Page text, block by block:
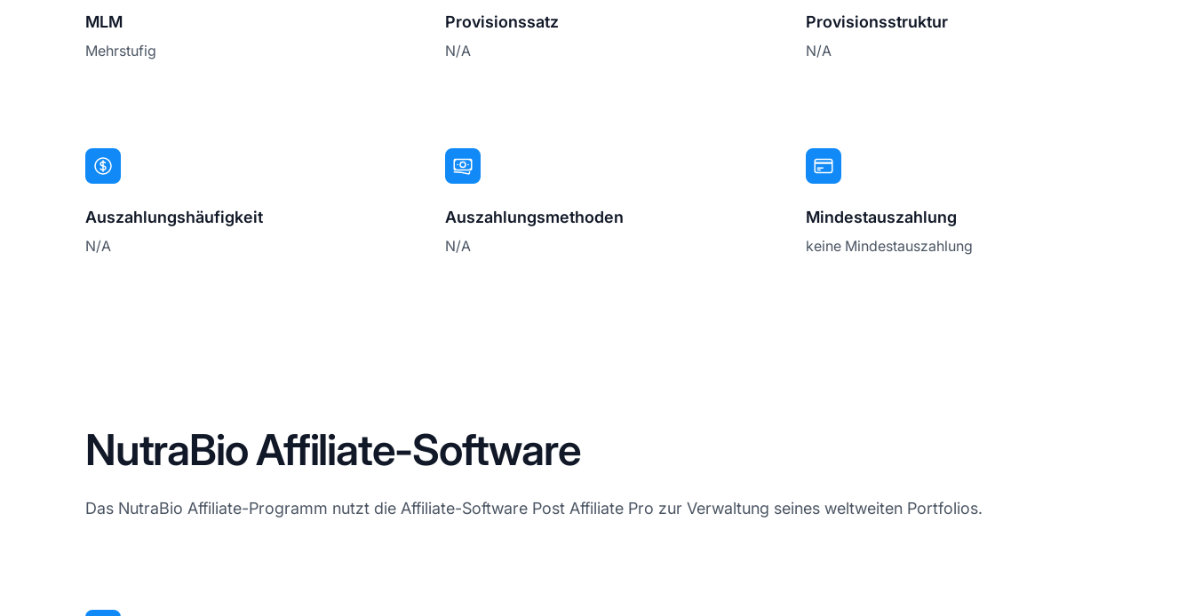
MLM
Mehrstufig
Provisionssatz
N/A
Provisionsstruktur
N/A
Auszahlungshäufigkeit
N/A
Auszahlungsmethoden
N/A
Mindestauszahlung
keine Mindestauszahlung
NutraBio Affiliate-Software
Das NutraBio Affiliate-Programm nutzt die Affiliate-Software Post Affiliate Pro zur Verwaltung seines weltweiten Portfolios.